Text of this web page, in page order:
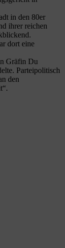
in den 80er
ihrer reichen
dort eine
Gräfin Du
Parteipolitisch
den